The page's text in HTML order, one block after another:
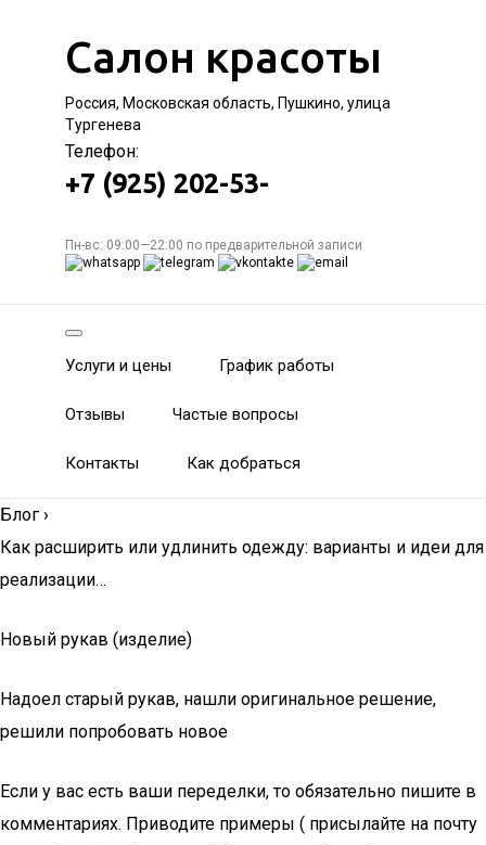
Салон красоты
Россия, Московская область, Пушкино, улица
Тургенева
Телефон:
+7 (925) 202-53-
Пн-вс: 09:00—22:00 по предварительной записи
Услуги и цены График работы
Отзывы Частые вопросы
Контакты Как добраться
Блог ›
Как расширить или удлинить одежду: варианты и идеи для
реализации…
Новый рукав (изделие)
Надоел старый рукав, нашли оригинальное решение,
решили попробовать новое
Если у вас есть ваши переделки, то обязательно пишите в
комментариях. Приводите примеры ( присылайте на почту